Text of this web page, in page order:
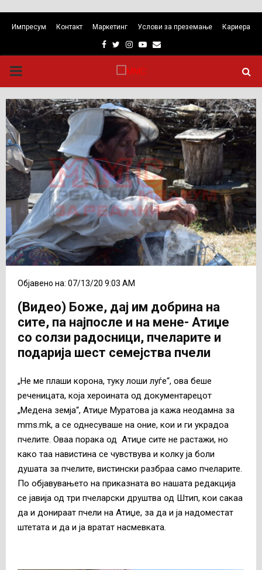
Импресум Контакт Маркетинг Услови за преземање Кариера
Facebook
TwitterInstagram
Youtube
Email
PRIMARY
MENU
Објавено на: 07/13/20 9:03 AM
(Видео) Боже, дај им добрина на
сите, па најпосле и на мене- Атиџе
со солзи радосници, пчеларите и
подарија шест семејства пчели
„Не ме плаши корона, туку лоши луѓе“, ова беше
реченицата, која хероината од документарецот
„Медена земја“, Атиџе Муратова ја кажа неодамна за
mms.mk, а се однесуваше на оние, кои и ги украдоа
пчелите. Оваа порака од Атиџе сите не растажи, но
како таа навистина се чувствува и колку ја боли
душата за пчелите, вистински разбраа само пчеларите.
По објавувањето на приказната во нашата редакција
се јавија од три пчеларски друштва од Штип, кои сакаа
да и донираат пчели на Атиџе, за да и ја надоместат
штетата и да и ја вратат насмевката.